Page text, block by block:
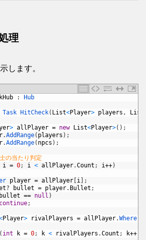
理
します。
:
Hub
Task HitCheck( List<Player> players , List
> allPlayer = new List<Player>( ) ;
.AddRange( players ) ;
.AddRange( npcs ) ;
の当たり判定
i = 0; i < allPlayer.Count ; i++)
player = allPlayer i
;
? bullet = player. Bullet ;
bullet == null )
continue;
Player> rivalPlayers = allPlayer.Where
( int k = 0; k < rivalPlayers .Count ; k++